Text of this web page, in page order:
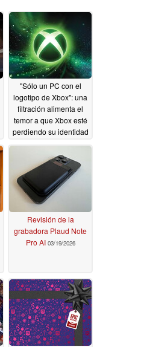
"Sólo un PC con el
logotipo de Xbox": una
filtración alimenta el
temor a que Xbox esté
perdiendo su identidad
04/22/2026
Revisión de la
grabadora Plaud Note
Pro AI 03/19/2026